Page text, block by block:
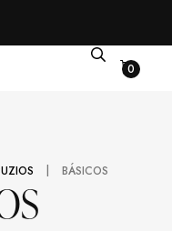
0
| BÁSICOS